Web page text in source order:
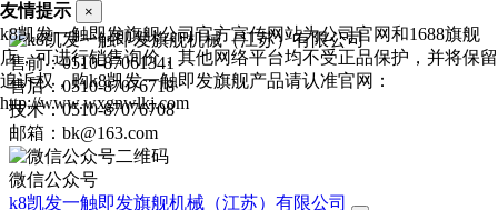
售前：0510-87061341
售后：0510-87076718
技术：0510-87076708
邮箱：bk@163.com
微信公众号
k8凯发一触即发旗舰机械（江苏）有限公司
友情提示 ×
k8凯发一触即发旗舰公司官方宣传网站为公司官网和1688旗舰
店，可进行销售询价，其他网络平台均不受正品保护，并将保留
追诉权，购k8凯发一触即发旗舰产品请认准官网：
http://www.wxgnwlkj.com